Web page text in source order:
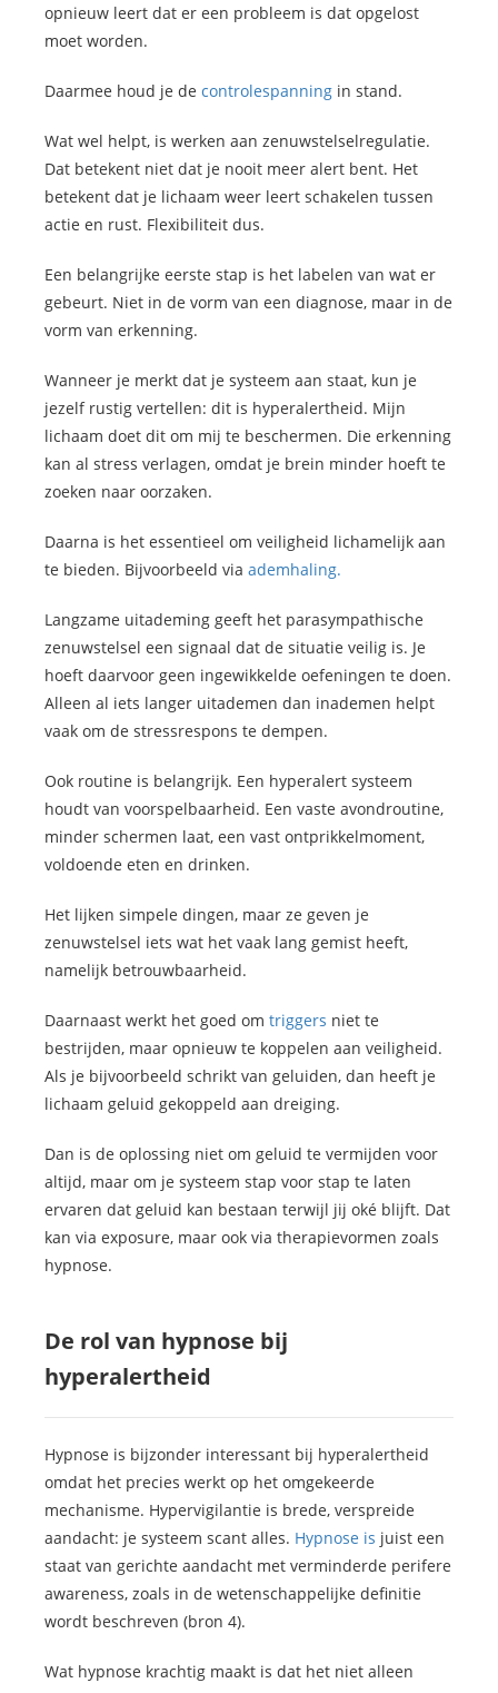
opnieuw leert dat er een probleem is dat opgelost
moet worden.
Daarmee houd je de controlespanning in stand.
Wat wel helpt, is werken aan zenuwstelselregulatie.
Dat betekent niet dat je nooit meer alert bent. Het
betekent dat je lichaam weer leert schakelen tussen
actie en rust. Flexibiliteit dus.
Een belangrijke eerste stap is het labelen van wat er
gebeurt. Niet in de vorm van een diagnose, maar in de
vorm van erkenning.
Wanneer je merkt dat je systeem aan staat, kun je
jezelf rustig vertellen: dit is hyperalertheid. Mijn
lichaam doet dit om mij te beschermen. Die erkenning
kan al stress verlagen, omdat je brein minder hoeft te
zoeken naar oorzaken.
Daarna is het essentieel om veiligheid lichamelijk aan
te bieden. Bijvoorbeeld via ademhaling.
Langzame uitademing geeft het parasympathische
zenuwstelsel een signaal dat de situatie veilig is. Je
hoeft daarvoor geen ingewikkelde oefeningen te doen.
Alleen al iets langer uitademen dan inademen helpt
vaak om de stressrespons te dempen.
Ook routine is belangrijk. Een hyperalert systeem
houdt van voorspelbaarheid. Een vaste avondroutine,
minder schermen laat, een vast ontprikkelmoment,
voldoende eten en drinken.
Het lijken simpele dingen, maar ze geven je
zenuwstelsel iets wat het vaak lang gemist heeft,
namelijk betrouwbaarheid.
Daarnaast werkt het goed om triggers niet te
bestrijden, maar opnieuw te koppelen aan veiligheid.
Als je bijvoorbeeld schrikt van geluiden, dan heeft je
lichaam geluid gekoppeld aan dreiging.
Dan is de oplossing niet om geluid te vermijden voor
altijd, maar om je systeem stap voor stap te laten
ervaren dat geluid kan bestaan terwijl jij oké blijft. Dat
kan via exposure, maar ook via therapievormen zoals
hypnose.
De rol van hypnose bij
hyperalertheid
Hypnose is bijzonder interessant bij hyperalertheid
omdat het precies werkt op het omgekeerde
mechanisme. Hypervigilantie is brede, verspreide
aandacht: je systeem scant alles. Hypnose is juist een
staat van gerichte aandacht met verminderde perifere
awareness, zoals in de wetenschappelijke definitie
wordt beschreven (bron 4).
Wat hypnose krachtig maakt is dat het niet alleen